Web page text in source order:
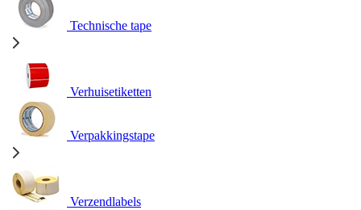
Technische tape
Verhuisetiketten
Verpakkingstape
Verzendlabels